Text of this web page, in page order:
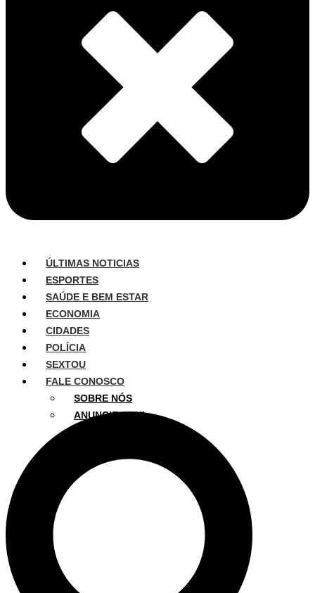
ÚLTIMAS NOTICIAS
ESPORTES
SAÚDE E BEM ESTAR
ECONOMIA
CIDADES
POLÍCIA
SEXTOU
FALE CONOSCO
SOBRE NÓS
ANUNCIE AQUI